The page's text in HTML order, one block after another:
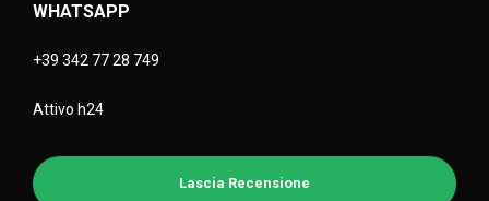
WHATSAPP
+39 342 77 28 749
Attivo h24
Lascia Recensione